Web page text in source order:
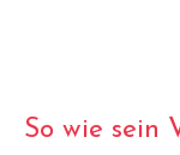
So wie sein